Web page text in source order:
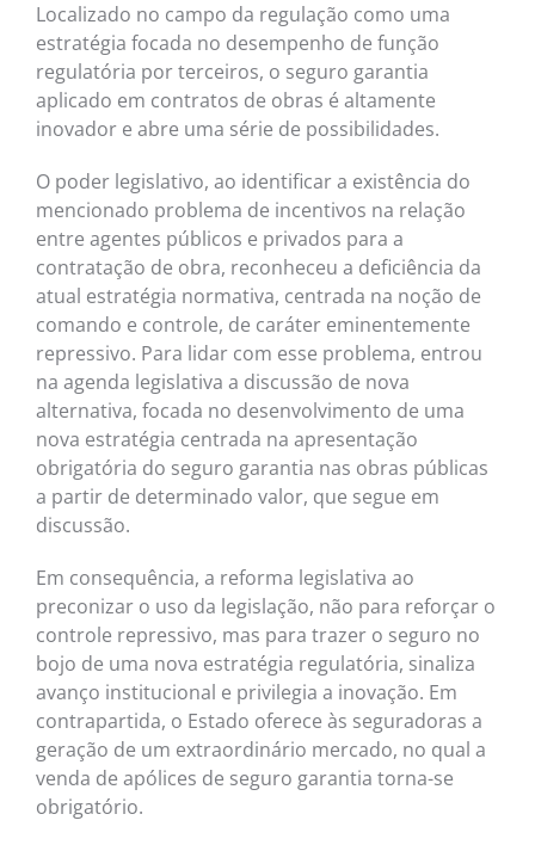
Localizado no campo da regulação como uma
estratégia focada no desempenho de função
regulatória por terceiros, o seguro garantia
aplicado em contratos de obras é altamente
inovador e abre uma série de possibilidades.
O poder legislativo, ao identificar a existência do
mencionado problema de incentivos na relação
entre agentes públicos e privados para a
contratação de obra, reconheceu a deficiência da
atual estratégia normativa, centrada na noção de
comando e controle, de caráter eminentemente
repressivo. Para lidar com esse problema, entrou
na agenda legislativa a discussão de nova
alternativa, focada no desenvolvimento de uma
nova estratégia centrada na apresentação
obrigatória do seguro garantia nas obras públicas
a partir de determinado valor, que segue em
discussão.
Em consequência, a reforma legislativa ao
preconizar o uso da legislação, não para reforçar o
controle repressivo, mas para trazer o seguro no
bojo de uma nova estratégia regulatória, sinaliza
avanço institucional e privilegia a inovação. Em
contrapartida, o Estado oferece às seguradoras a
geração de um extraordinário mercado, no qual a
venda de apólices de seguro garantia torna-se
obrigatório.